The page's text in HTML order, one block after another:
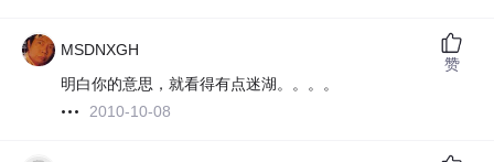
MSDNXGH
明白你的意思，就看得有点迷湖。。。。
2010-10-08
赞